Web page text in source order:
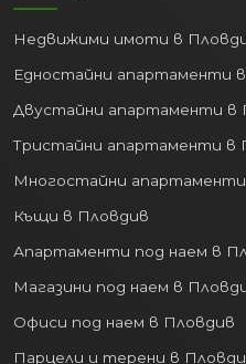
Недвижими имоти в
Едностайни апартаменти
Двустайни апартаменти в
Тристайни апартаменти в
Многостайни
Къщи в Пловдив
Апартаменти под наем в
Магазини под наем в
Офиси под наем в Пловдив
Парцели и терени в